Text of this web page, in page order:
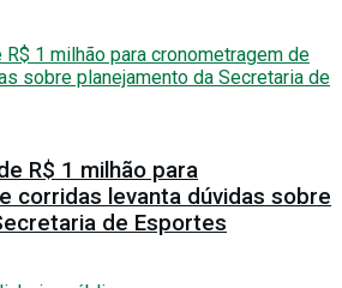
R$ 1 milhão para
corridas levanta dúvidas sobre
de Esportes